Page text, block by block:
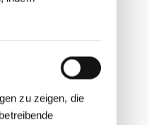
zu zeigen, die